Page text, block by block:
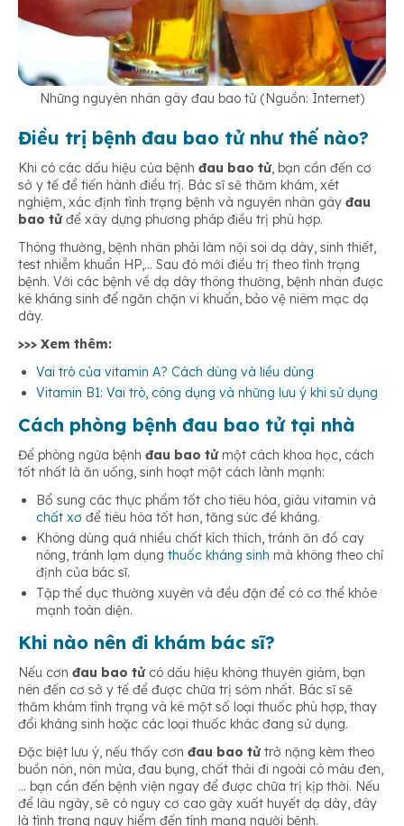
Những nguyên nhân gây đau bao tử (Nguồn: Internet)
Điều trị bệnh đau bao tử như thế nào?
Khi có các dấu hiệu của bệnh đau bao tử, bạn cần đến cơ
sở y tế để tiến hành điều trị. Bác sĩ sẽ thăm khám, xét
nghiệm, xác định tình trạng bệnh và nguyên nhân gây đau
bao tửđể xây dựng phương pháp điều trị phù hợp.
Thông thường, bệnh nhân phải làm nội soi dạ dày, sinh thiết,
test nhiễm khuẩn HP,… Sau đó mới điều trị theo tình trạng
bệnh. Với các bệnh về dạ dày thông thường, bệnh nhân được
kê kháng sinh để ngăn chặn vi khuẩn, bảo vệ niêm mạc dạ
dày.
>>> Xem thêm:
Vai trò của vitamin A? Cách dùng và liều dùng
Vitamin B1: Vai trò, công dụng và những lưu ý khi sử dụng
Cách phòng bệnh đau bao tử tại nhà
Để phòng ngừa bệnh đau bao tửmột cách khoa học, cách
tốt nhất là ăn uống, sinh hoạt một cách lành mạnh:
Bổ sung các thực phẩm tốt cho tiêu hóa, giàu vitamin và
chất xơ để tiêu hóa tốt hơn, tăng sức đề kháng.
Không dùng quá nhiều chất kích thích, tránh ăn đồ cay
nóng, tránh lạm dụng thuốc kháng sinh mà không theo chỉ
định của bác sĩ.
Tập thể dục thường xuyên và đều đặn để có cơ thể khỏe
mạnh toàn diện.
Khi nào nên đi khám bác sĩ?
Nếu cơn đau bao tửcó dấu hiệu không thuyên giảm, bạn
nên đến cơ sở y tế để được chữa trị sớm nhất. Bác sĩ sẽ
thăm khám tình trạng và kê một số loại thuốc phù hợp, thay
đổi kháng sinh hoặc các loại thuốc khác đang sử dụng.
Đặc biệt lưu ý, nếu thấy cơn đau bao tửtrở nặng kèm theo
buồn nôn, nôn mửa, đau bụng, chất thải đi ngoài có màu đen,
… bạn cần đến bệnh viện ngay để được chữa trị kịp thời. Nếu
để lâu ngày, sẽ có nguy cơ cao gây xuất huyết dạ dày, đây
là tình trạng nguy hiểm đến tính mạng người bệnh.